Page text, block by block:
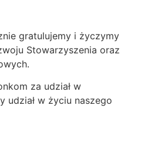
gratulujemy i życzymy
Stowarzyszenia oraz
za udział w
udział w życiu naszego